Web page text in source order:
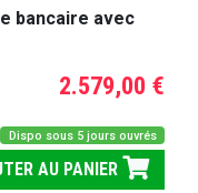
bancaire avec
2.579,00 €
Dispo sous 5 jours ouvrés
AU PANIER